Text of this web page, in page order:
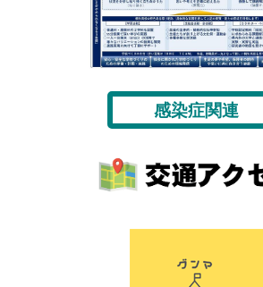
感染症関連